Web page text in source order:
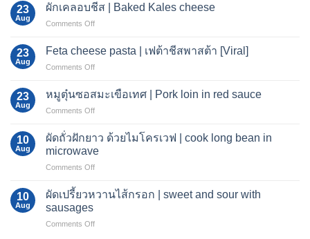
23
Aug
ผักเคลอบชีส | Baked Kales cheese
Comments Offon
Baked
23
Aug
Feta cheese pasta | เฟต้าชีสพาสต้า [Viral]
Comments Offon
cheese
ชีส
พาส
23
Aug
หมูตุ๋นซอสมะเขือเทศ | Pork loin in red sauce
Comments Offon
มะเขือ
เทศ
Pork
10
Aug
ผัดถั่วฝักยาว ด้วยไมโครเวฟ | cook long bean in
microwave
Comments Offon
ถั่วฝักยาว
|
10
Aug
ผัดเปรี้ยวหวานไส้กรอก | sweet and sour with
sausages
Comments Offon